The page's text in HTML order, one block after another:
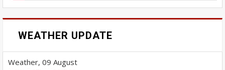
WEATHER UPDATE
Weather, 09 August